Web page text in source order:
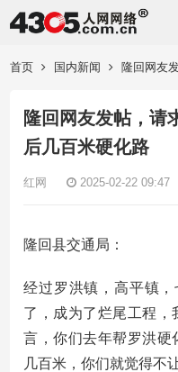
首页 国内新闻
隆回网友
隆回网友发帖，请
后几百米硬化路
红网 2025-02-22 09:47
隆回县交通局：
经过罗洪镇，高平镇
了，成为了烂尾工程
言，你们去年帮罗洪硬
几百米，你们就觉得不